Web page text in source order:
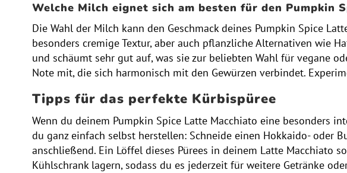
Welche Milch eignet sich am besten für den Pumpkin
Die Wahl der Milch kann den Geschmack deines Pumpkin Spice
besonders cremige Textur, aber auch pflanzliche Alternativen wie
und schäumt sehr gut auf, was sie zur beliebten Wahl für vegane
Note mit, die sich harmonisch mit den Gewürzen verbindet.
Tipps für das perfekte Kürbispüree
Wenn du deinem Pumpkin Spice Latte Macchiato eine besonders
du ganz einfach selbst herstellen: Schneide einen Hokkaido- oder
anschließend. Ein Löffel dieses Pürees in deinem Latte Macchiato
Kühlschrank lagern, sodass du es jederzeit für weitere Getränke